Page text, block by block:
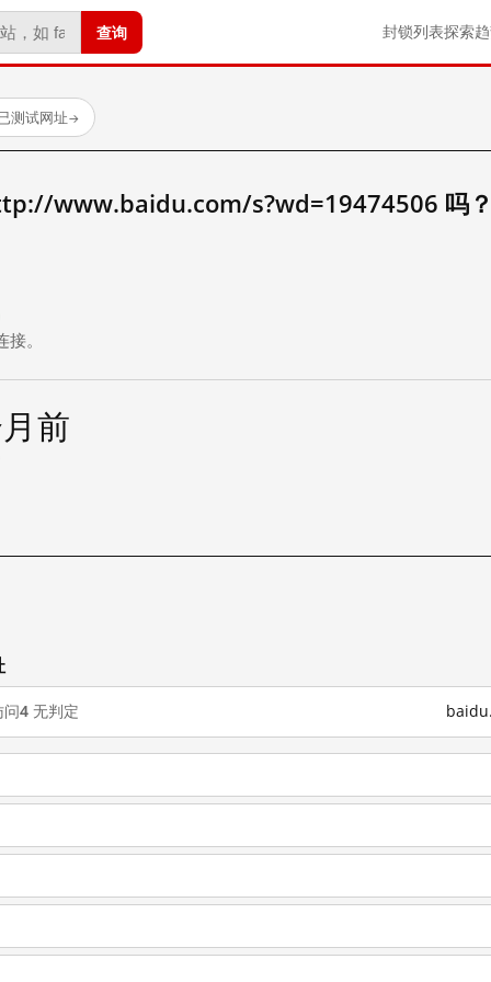
查询 封锁列表探索
测试网址→
www.baidu.com/s?wd=19474506 吗？
。
前
问4 无判定